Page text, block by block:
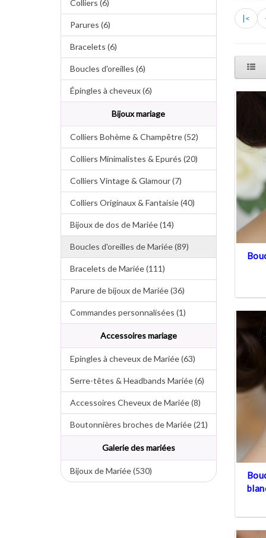
Colliers (6)
Parures (6)
Bracelets (6)
Boucles d'oreilles (6)
Épingles à cheveux (6)
Bijoux mariage
Colliers Bohème & Champêtre (52)
Colliers Minimalistes & Epurés (20)
Colliers Vintage & Glamour (7)
Colliers Originaux & Fantaisie (40)
Bijoux de dos de Mariée (14)
Boucles d'oreilles de Mariée (89)
Bracelets de Mariée (111)
Parure de bijoux de Mariée (36)
Commandes personnalisées (1)
Accessoires mariage
Epingles à cheveux de Mariée (63)
Serre-têtes & Headbands Mariée (6)
Accessoires Cheveux de Mariée (8)
Boutonnières broches de Mariée (21)
Galerie des mariées
Bijoux de Mariée (530)
|<